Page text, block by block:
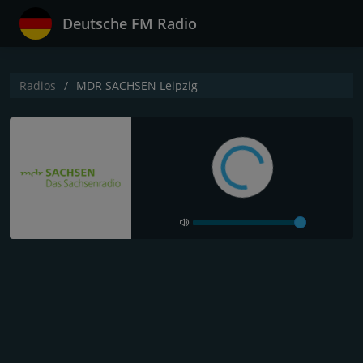
Deutsche FM Radio
Radios MDR SACHSEN Leipzig